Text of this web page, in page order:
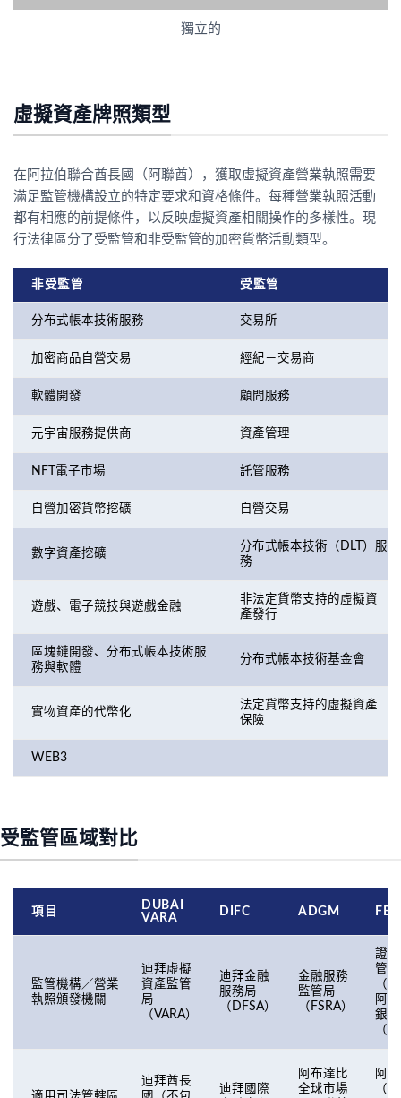
獨立的
虛擬資產牌照類型
在阿拉伯聯合酋長國（阿聯酋），獲取虛擬資產營業執照需要
滿足監管機構設立的特定要求和資格條件。每種營業執照活動
都有相應的前提條件，以反映虛擬資產相關操作的多樣性。現
行法律區分了受監管和非受監管的加密貨幣活動類型。
非受監管 受監管
分布式帳本技術服務 交易所
加密商品自營交易 經紀－交易商
軟體開發 顧問服務
元宇宙服務提供商 資產管理
NFT電子市場 託管服務
自營加密貨幣挖礦 自營交易
數字資產挖礦
分布式帳本技術（DLT）服
務
遊戲、電子競技與遊戲金融
非法定貨幣支持的虛擬資
產發行
區塊鏈開發、分布式帳本技術服
務與軟體
分布式帳本技術基金會
實物資產的代幣化
法定貨幣支持的虛擬資產
保險
WEB3
受監管區域對比
項目
DUBAI
VARA
DIFC ADGM
監管機構／營業
執照頒發機關
迪拜虛擬
資產監管
局
（VARA）
迪拜金融
服務局
（DFSA）
金融服務
監管局
（FSRA）
證
管
（
阿
銀行
（
迪拜酋長
迪拜國際
阿布達比
全球市場
阿
（